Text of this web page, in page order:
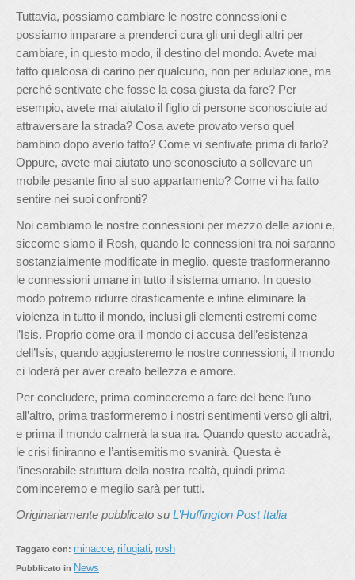
Tuttavia, possiamo cambiare le nostre connessioni e
possiamo imparare a prenderci cura gli uni degli altri per
cambiare, in questo modo, il destino del mondo. Avete mai
fatto qualcosa di carino per qualcuno, non per adulazione, ma
perché sentivate che fosse la cosa giusta da fare? Per
esempio, avete mai aiutato il figlio di persone sconosciute ad
attraversare la strada? Cosa avete provato verso quel
bambino dopo averlo fatto? Come vi sentivate prima di farlo?
Oppure, avete mai aiutato uno sconosciuto a sollevare un
mobile pesante fino al suo appartamento? Come vi ha fatto
sentire nei suoi confronti?
Noi cambiamo le nostre connessioni per mezzo delle azioni e,
siccome siamo il Rosh, quando le connessioni tra noi saranno
sostanzialmente modificate in meglio, queste trasformeranno
le connessioni umane in tutto il sistema umano. In questo
modo potremo ridurre drasticamente e infine eliminare la
violenza in tutto il mondo, inclusi gli elementi estremi come
l’Isis. Proprio come ora il mondo ci accusa dell’esistenza
dell’Isis, quando aggiusteremo le nostre connessioni, il mondo
ci loderà per aver creato bellezza e amore.
Per concludere, prima cominceremo a fare del bene l’uno
all’altro, prima trasformeremo i nostri sentimenti verso gli altri,
e prima il mondo calmerà la sua ira. Quando questo accadrà,
le crisi finiranno e l’antisemitismo svanirà. Questa è
l’inesorabile struttura della nostra realtà, quindi prima
cominceremo e meglio sarà per tutti.
Originariamente pubblicato su L’Huffington Post Italia
Taggato con: minacce, rifugiati, rosh
Pubblicato in News